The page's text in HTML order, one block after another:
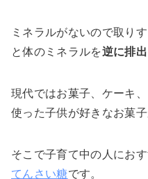
ミネラルがないので取り
と体のミネラルを逆に排
現代ではお菓子、ケーキ
使った子供が好きなお菓子
そこで子育て中の人におす
てんさい糖です。